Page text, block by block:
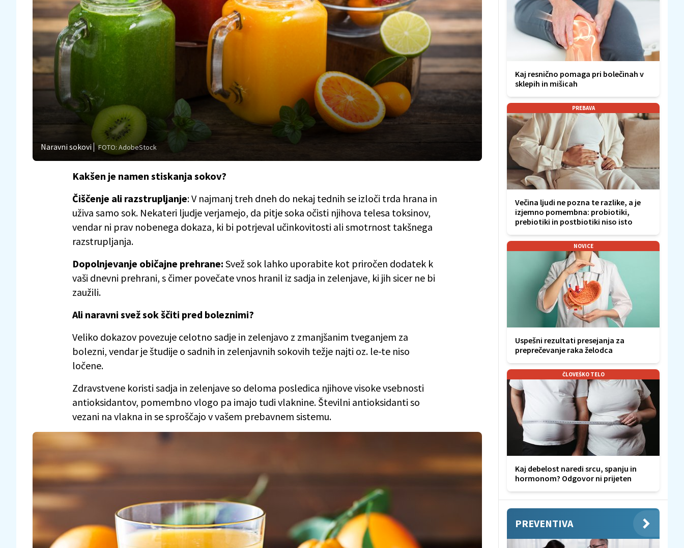
Naravni sokovi FOTO: AdobeStock
Kakšen je namen stiskanja sokov?
Čiščenje ali razstrupljanje: V najmanj treh dneh do nekaj tednih se izloči trda hrana in
uživa samo sok. Nekateri ljudje verjamejo, da pitje soka očisti njihova telesa toksinov,
vendar ni prav nobenega dokaza, ki bi potrjeval učinkovitosti ali smotrnost takšnega
razstrupljanja.
Dopolnjevanje običajne prehrane: Svež sok lahko uporabite kot priročen dodatek k
vaši dnevni prehrani, s čimer povečate vnos hranil iz sadja in zelenjave, ki jih sicer ne bi
zaužili.
Ali naravni svež sok ščiti pred boleznimi?
Veliko dokazov povezuje celotno sadje in zelenjavo z zmanjšanim tveganjem za
bolezni, vendar je študije o sadnih in zelenjavnih sokovih težje najti oz. le-te niso
ločene.
Zdravstvene koristi sadja in zelenjave so deloma posledica njihove visoke vsebnosti
antioksidantov, pomembno vlogo pa imajo tudi vlaknine. Številni antioksidanti so
vezani na vlakna in se sproščajo v vašem prebavnem sistemu.
Kaj resnično pomaga pri bolečinah v
sklepih in mišicah
PREBAVA
Večina ljudi ne pozna te razlike, a je
izjemno pomembna: probiotiki,
prebiotiki in postbiotiki niso isto
NOVICE
Uspešni rezultati presejanja za
preprečevanje raka želodca
ČLOVEŠKO TELO
Kaj debelost naredi srcu, spanju in
hormonom? Odgovor ni prijeten
PREVENTIVA